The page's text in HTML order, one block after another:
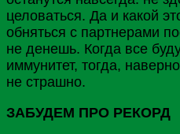
целоваться. Да и какой
обняться с партнерами
не денешь. Когда все
иммунитет, тогда,
не страшно.
ЗАБУДЕМ ПРО РЕКОРД